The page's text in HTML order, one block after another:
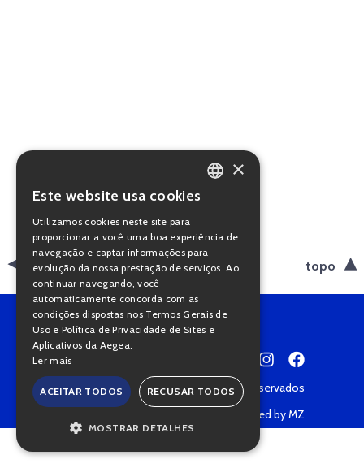
voltar topo
Copyright © 2022 • Todos os direitos reservados
Powered by MZ
PORTUGUESE
×
Este website usa cookies
Utilizamos cookies neste site para
proporcionar a você uma boa experiência de
navegação e captar informações para
evolução da nossa prestação de serviços. Ao
continuar navegando, você
automaticamente concorda com as
condições dispostas nos Termos Gerais de
Uso e Política de Privacidade de Sites e
Aplicativos da Aegea.
Ler mais
ACEITAR TODOS RECUSAR TODOS
MOSTRAR DETALHES